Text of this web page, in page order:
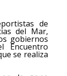
de
del Mar,
gobiernos
Encuentro
se realiza